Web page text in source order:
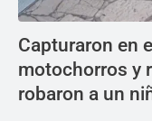
Capturaron en
motochorros y
robaron a un